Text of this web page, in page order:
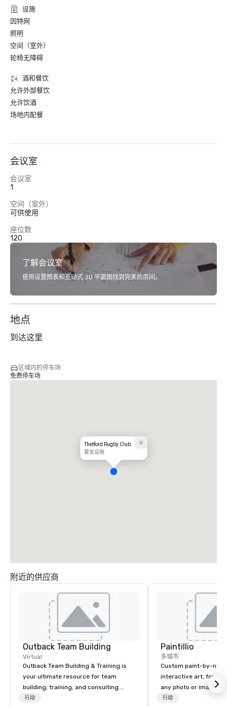
设施
因特网
照明
空间（室外）
轮椅无障碍
酒和餐饮
允许外部餐饮
允许饮酒
场地内配餐
会议室
会议室
1
空间（室外）
可供使用
座位数
120
了解会议室
使用设置图表和互动式 3D 平面图找到完美的房间。
地点
到达这里
区域内的停车场
免费停车场
Thetford Rugby Club
宴会设施
附近的供应商
Outback Team Building
Virtual
Outback Team Building & Training is
your ultimate resource for team
building, training, and consulting.
Recommended by over 30,000+
行动
Paintillio
多城市
Custom paint-by-
interactive art, for
any photo or image
by-number kits of
行动